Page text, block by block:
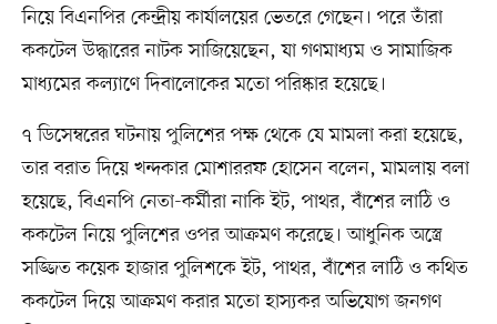
নিয়ে বিএনপির কেন্দ্রীয় কার্যালয়ের ভেতরে গেছেন। পরে তাঁরা
ককটেল উদ্ধারের নাটক সাজিয়েছেন, যা গণমাধ্যম ও সামাজিক
মাধ্যমের কল্যাণে দিবালোকের মতো পরিষ্কার হয়েছে।
৭ ডিসেম্বরের ঘটনায় পুলিশের পক্ষ থেকে যে মামলা করা হয়েছে,
তার বরাত দিয়ে খন্দকার মোশাররফ হোসেন বলেন, মামলায় বলা
হয়েছে, বিএনপি নেতা-কর্মীরা নাকি ইট, পাথর, বাঁশের লাঠি ও
ককটেল নিয়ে পুলিশের ওপর আক্রমণ করেছে। আধুনিক অস্ত্রে
সজ্জিত কয়েক হাজার পুলিশকে ইট, পাথর, বাঁশের লাঠি ও কথিত
ককটেল দিয়ে আক্রমণ করার মতো হাস্যকর অভিযোগ জনগণ